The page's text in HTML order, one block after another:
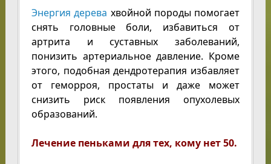
Энергия дерева хвойной породы помогает
снять головные боли, избавиться от
артрита и суставных заболеваний,
понизить артериальное давление. Кроме
этого, подобная дендротерапия избавляет
от геморроя, простаты и даже может
снизить риск появления опухолевых
образований.
Лечение пеньками для тех, кому нет 50.